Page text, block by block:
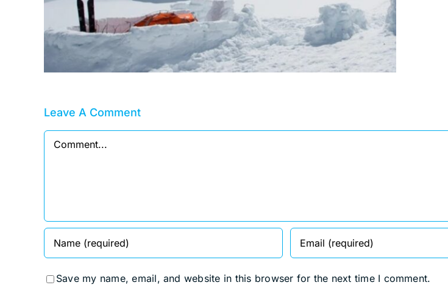
Leave A Comment
Comment
Save my name, email, and website in this browser for the next time I comment.